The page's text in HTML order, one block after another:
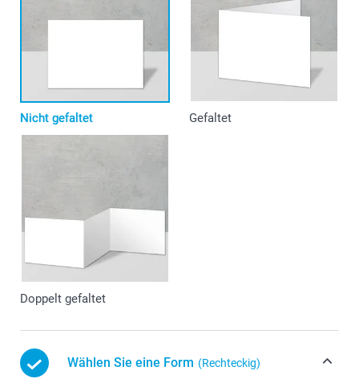
Nicht gefaltet Gefaltet
Doppelt gefaltet
Wählen Sie eine Form (Rechteckig)